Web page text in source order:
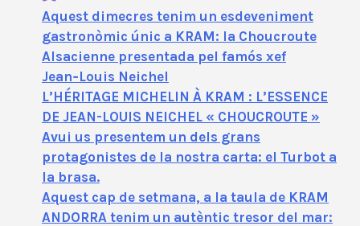
Aquest dimecres tenim un esdeveniment
gastronòmic únic a KRAM: la Choucroute
Alsacienne presentada pel famós xef
Jean‑Louis Neichel
L’HÉRITAGE MICHELIN À KRAM : L’ESSENCE
DE JEAN-LOUIS NEICHEL « CHOUCROUTE »
Avui us presentem un dels grans
protagonistes de la nostra carta: el Turbot a
la brasa.
Aquest cap de setmana, a la taula de KRAM
ANDORRA tenim un autèntic tresor del mar: